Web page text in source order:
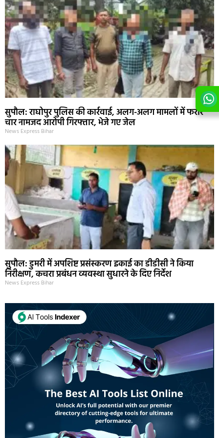
सुपौल: राघोपुर पुलिस की कार्रवाई, अलग-अलग मामलों में फरार
चार नामजद आरोपी गिरफ्तार, भेजे गए जेल
News Express Bihar
सुपौल: डुमरी में अपशिष्ट प्रसंस्करण इकाई का डीडीसी ने किया
निरीक्षण, कचरा प्रबंधन व्यवस्था सुधारने के दिए निर्देश
News Express Bihar